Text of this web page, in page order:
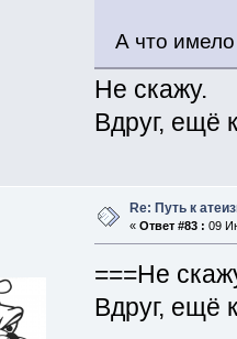
А что
Не скажу.
Вдруг, ещё
Re: Путь к
« Ответ #83 : 09
===Не
Вдруг, ещё